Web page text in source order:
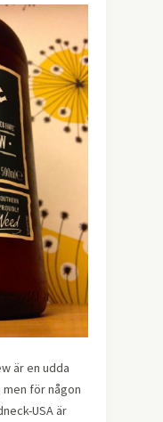
är en udda
för någon
USA är